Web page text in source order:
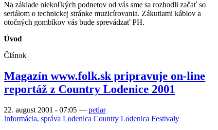
Na základe niekoľkých podnetov od vás sme sa rozhodli začať so
seriálom o technickej stránke muzicírovania. Zákutiami káblov a
otočných gombíkov vás bude sprevádzať PH.
Úvod
Článok
Magazín www.folk.sk pripravuje on-line
reportáž z Country Lodenice 2001
22. august 2001 - 07:05 — petiar
Informácia, správa Lodenica Country Lodenica Festivaly